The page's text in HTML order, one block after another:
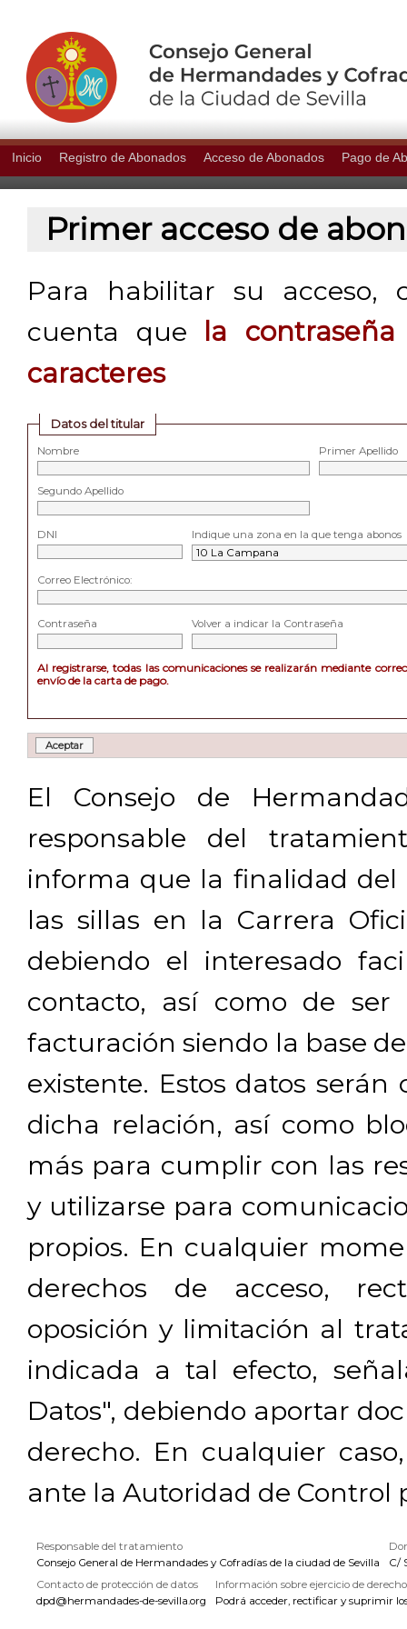
Inicio Registro de Abonados Acceso de Abonados Pago de
Primer acceso de
Para habilitar su acceso,
cuenta que
la
caracteres
Datos del titular
Nombre Primer Apellido
Segundo Apellido
DNI Indique una zona en la que tenga abonos
Correo Electrónico:
Contraseña Volver a indicar la Contraseña
Al registrarse, todas las comunicaciones se realizarán mediante
envío de la carta de pago.
El Consejo de
responsable del
informa que la finalidad del
las sillas en la Carrera
debiendo el interesado
contacto, así como de ser
facturación siendo la base
existente. Estos datos
dicha relación, así como
más para cumplir con las
y utilizarse para
propios. En cualquier
derechos de acceso,
oposición y limitación al
indicada a tal efecto,
Datos", debiendo aportar
derecho. En cualquier
ante la Autoridad de Control
Responsable del tratamiento
Consejo General de Hermandades y Cofradías de la ciudad de Sevilla
C/
Contacto de protección de datos
dpd@hermandades-de-sevilla.org
Información sobre ejercicio de
Podrá acceder, rectificar y suprimir